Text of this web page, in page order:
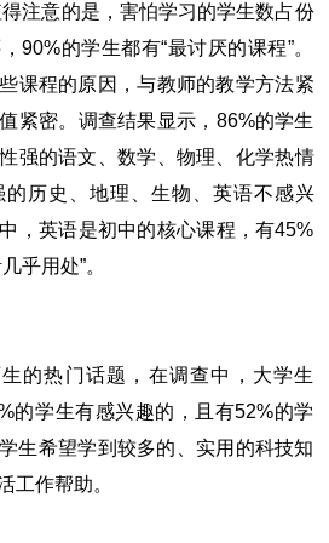
注意的是，害怕学习的学生数占份
90%的学生都有“最讨厌的课程”。
课程的原因，与教师的教学方法紧
紧密。调查结果显示，86%的学生
强的语文、数学、物理、化学热情
历史、地理、生物、英语不感兴
，英语是初中的核心课程，有45%
乎用处”。
生的热门话题，在调查中，大学生
的学生有感兴趣的，且有52%的学
生希望学到较多的、实用的科技知
工作帮助。